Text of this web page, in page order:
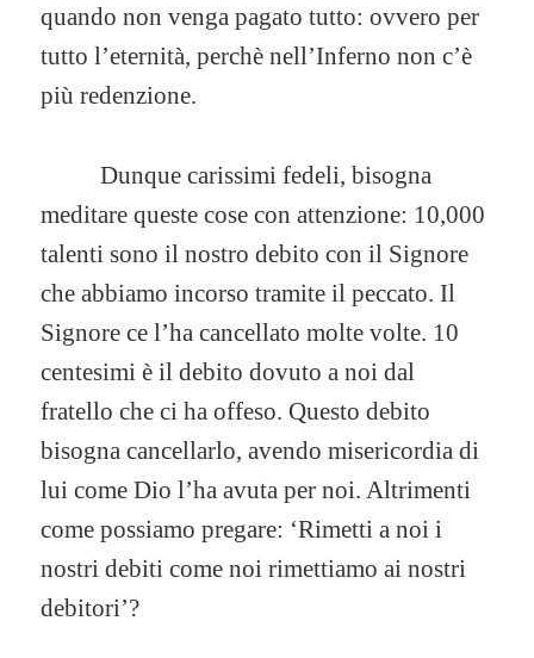
quando non venga pagato tutto: ovvero per
tutto l’eternità, perchè nell’Inferno non c’è
più redenzione.
Dunque carissimi fedeli, bisogna
meditare queste cose con attenzione: 10,000
talenti sono il nostro debito con il Signore
che abbiamo incorso tramite il peccato. Il
Signore ce l’ha cancellato molte volte. 10
centesimi è il debito dovuto a noi dal
fratello che ci ha offeso. Questo debito
bisogna cancellarlo, avendo misericordia di
lui come Dio l’ha avuta per noi. Altrimenti
come possiamo pregare: ‘Rimetti a noi i
nostri debiti come noi rimettiamo ai nostri
debitori’?